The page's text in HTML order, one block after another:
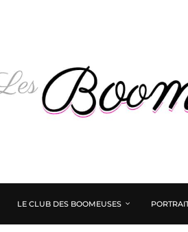
LE CLUB DES BOOMEUSES